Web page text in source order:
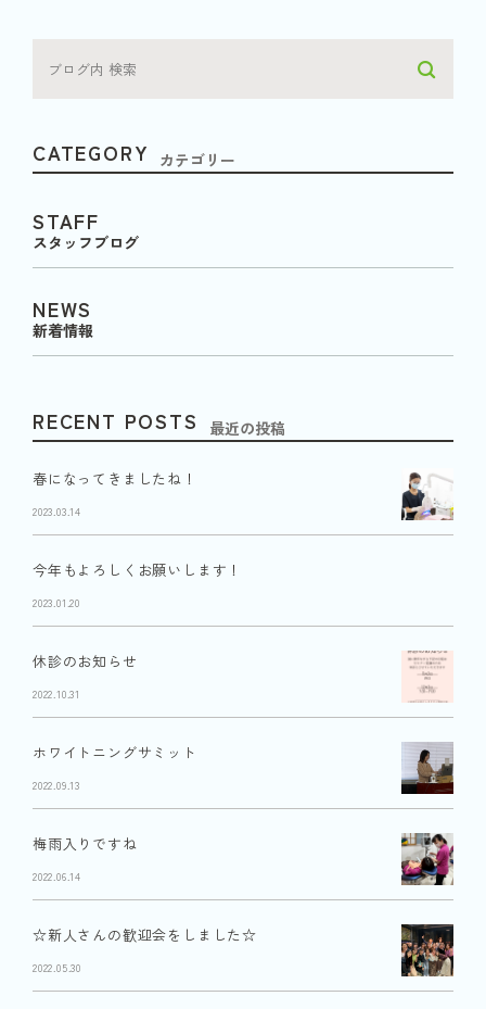
CATEGORY カテゴリー
STAFF
スタッフブログ
NEWS
新着情報
RECENT POSTS 最近の投稿
春になってきましたね！
2023.03.14
今年もよろしくお願いします！
2023.01.20
休診のお知らせ
2022.10.31
ホワイトニングサミット
2022.09.13
梅雨入りですね
2022.06.14
☆新人さんの歓迎会をしました☆
2022.05.30